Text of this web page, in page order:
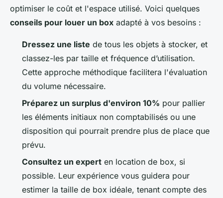
optimiser le coût et l'espace utilisé. Voici quelques
conseils pour louer un box adapté à vos besoins :
Dressez une liste de tous les objets à stocker, et
classez-les par taille et fréquence d’utilisation.
Cette approche méthodique facilitera l'évaluation
du volume nécessaire.
Préparez un surplus d'environ 10% pour pallier
les éléments initiaux non comptabilisés ou une
disposition qui pourrait prendre plus de place que
prévu.
Consultez un expert en location de box, si
possible. Leur expérience vous guidera pour
estimer la taille de box idéale, tenant compte des